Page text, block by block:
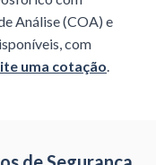
Análise (COA) e
com
uma cotação.